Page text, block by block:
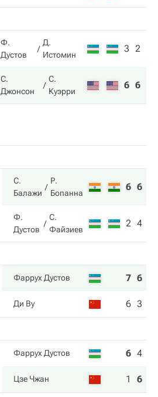
Ф.
Дустов
Д.
Истомин
3 2
С.
Джонсон
С.
Куэрри
6 6
С.
Балажи
Р.
Бопанна
6 6
Ф.
Дустов
С.
Файзиев
2 4
Фаррух Дустов 7 6
Ди Ву 6 3
Фаррух Дустов 6 4
Цзе Чжан 1 6